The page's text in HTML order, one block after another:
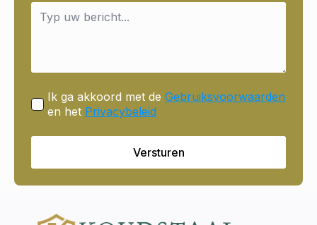
Message
Ik ga akkoord met de Gebruiksvoorwaarden
en het Privacybeleid
Versturen